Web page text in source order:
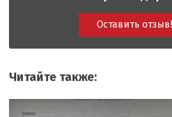
Оставить отзыв!
Читайте также: